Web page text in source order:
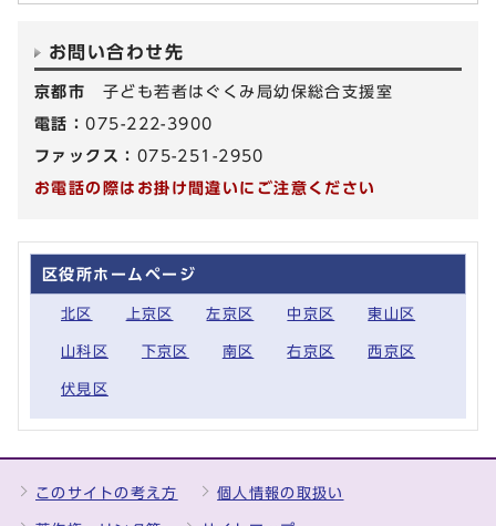
お問い合わせ先
京都市 子ども若者はぐくみ局幼保総合支援室
電話：075-222-3900
ファックス： 075-251-2950
お電話の際はお掛け間違いにご注意ください
区役所ホームページ
北区 上京区 左京区 中京区 東山区
山科区 下京区 南区 右京区 西京区
伏見区
このサイトの考え方 個人情報の取扱い